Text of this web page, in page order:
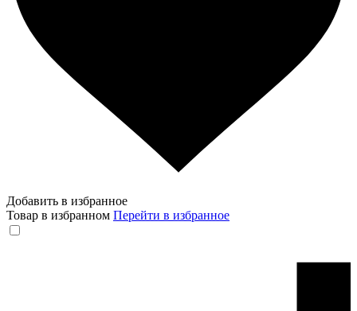
Добавить в избранное
Товар в избранном Перейти в избранное